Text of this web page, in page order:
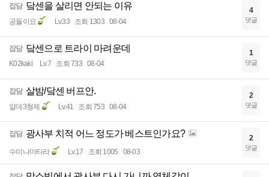
잡담 닼센을 살리면 안되는 이유
공돌이요 Lv.33 조회 1303 08-04
4
댓글
잡담 닼센으로 트라이 마려운데
K02kaki Lv.7 조회 733 08-04
1
댓글
잡담 살밤/닼센 버프안.
알데3형제 Lv.41 조회 753 08-04
2
댓글
잡담 광사부 치적 어느 정도가 베스트인가요?
수미나마타라 Lv.17 조회 1005 08-03
2
댓글